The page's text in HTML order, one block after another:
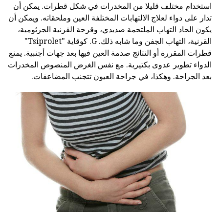
استخدام مختلف قليلا من المخدرات في شكل قطرات. يمكن أن
تدار على دواء لعلاج الالتهابات المختلفة العين وملحقاته. ويمكن أن
يكون الحاد التهاب الملتحمة صديدي، وقرحة القرنية الجرثومية،
القرنية، التهاب الجفن وما شابه ذلك. G. كوقاية "Tsiprolet"
قطرات المقررة أو النتائج صدمة العين فيها بعد جهات أجنبية. يمنع
الدواء تطوير عدوى بكتيرية. مع نفس الغرض المنصوص المخدرات
بعد الجراحة. وهكذا، في جراحة العيون تتجنب المضاعفات.